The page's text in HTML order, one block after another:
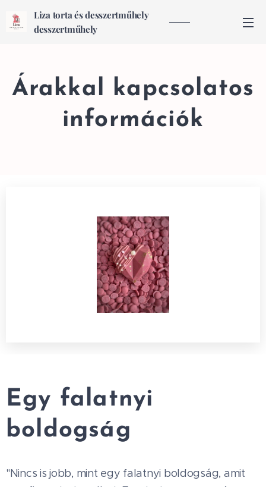
Liza torta és desszertműhely
desszertműhely
Árakkal kapcsolatos
információk
Egy falatnyi
boldogság
"Nincs is jobb, mint egy falatnyi boldogság, amit